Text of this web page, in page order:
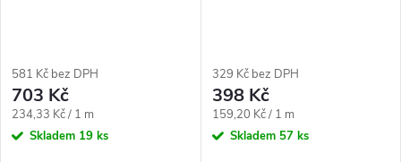
581 Kč bez DPH
703 Kč
Měrná
cena:
234,33 Kč / 1 m
Skladem 19 ks
329 Kč bez DPH
398 Kč
Měrná
cena:
159,20 Kč / 1 m
Skladem 57 ks